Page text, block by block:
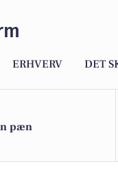
ERHVERV DET
pæn